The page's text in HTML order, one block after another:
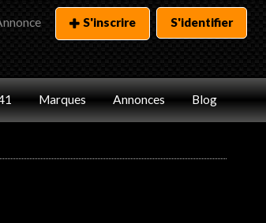
S'inscrire S'identifier
Marques Annonces Blog